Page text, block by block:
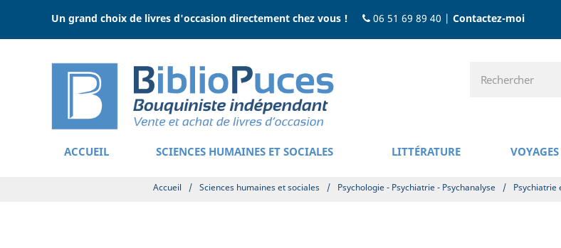
Un grand choix de livres d'occasion directement chez vous ! 06 51 69 89 40 | Contactez-moi
ACCUEIL SCIENCES HUMAINES ET SOCIALES LITTÉRATURE
Accueil / Sciences humaines et sociales / Psychologie - Psychiatrie - Psychanalyse / Psychiatrie